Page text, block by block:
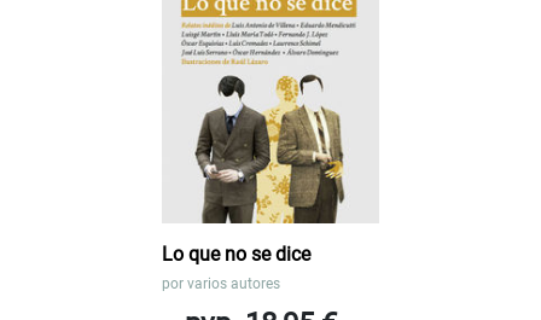
Lo que no se dice
por varios autores